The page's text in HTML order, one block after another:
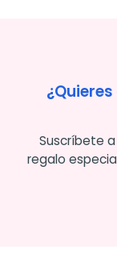
Suscríbete
regalo